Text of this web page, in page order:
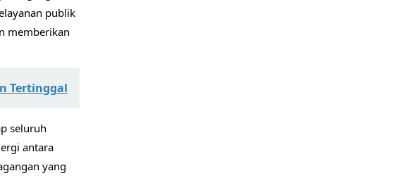
publik
memberikan
Tertinggal
seluruh
antara
yang